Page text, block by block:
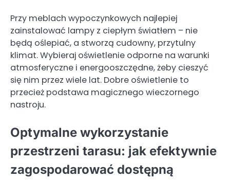
Przy meblach wypoczynkowych najlepiej
zainstalować lampy z ciepłym światłem – nie
będą oślepiać, a stworzą cudowny, przytulny
klimat. Wybieraj oświetlenie odporne na warunki
atmosferyczne i energooszczędne, żeby cieszyć
się nim przez wiele lat. Dobre oświetlenie to
przecież podstawa magicznego wieczornego
nastroju.
Optymalne wykorzystanie
przestrzeni tarasu: jak efektywnie
zagospodarować dostępną